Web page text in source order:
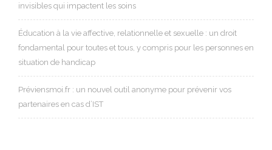
invisibles qui impactent les soins
Éducation à la vie affective, relationnelle et sexuelle : un droit
fondamental pour toutes et tous, y compris pour les personnes en
situation de handicap
Préviensmoi.fr : un nouvel outil anonyme pour prévenir vos
partenaires en cas d’IST